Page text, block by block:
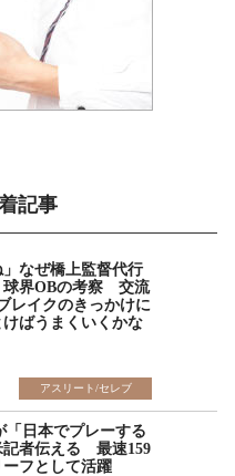
記事
」なぜ橋上監督代行
界OBの考察 交流
レイクのきっかけに
ばうまくいくかな
アスリート/セレブ
「日本でプレーする
記者伝える 最速159
フとして活躍